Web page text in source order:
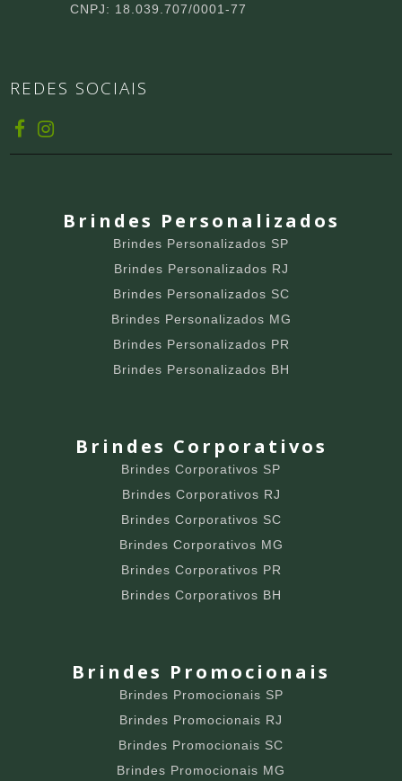
CNPJ: 18.039.707/0001-77
REDES SOCIAIS
Brindes Personalizados
Brindes Personalizados SP
Brindes Personalizados RJ
Brindes Personalizados SC
Brindes Personalizados MG
Brindes Personalizados PR
Brindes Personalizados BH
Brindes Corporativos
Brindes Corporativos SP
Brindes Corporativos RJ
Brindes Corporativos SC
Brindes Corporativos MG
Brindes Corporativos PR
Brindes Corporativos BH
Brindes Promocionais
Brindes Promocionais SP
Brindes Promocionais RJ
Brindes Promocionais SC
Brindes Promocionais MG